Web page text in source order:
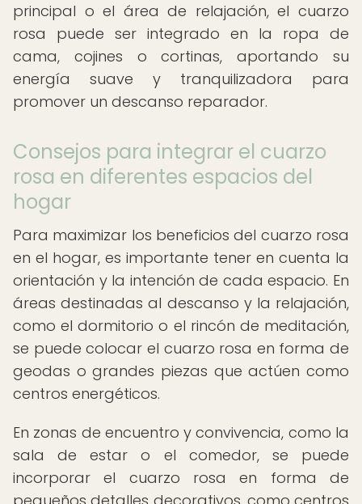
principal o el área de relajación, el cuarzo
rosa puede ser integrado en la ropa de
cama, cojines o cortinas, aportando su
energía suave y tranquilizadora para
promover un descanso reparador.
Consejos para integrar el cuarzo
rosa en diferentes espacios del
hogar
Para maximizar los beneficios del cuarzo rosa
en el hogar, es importante tener en cuenta la
orientación y la intención de cada espacio. En
áreas destinadas al descanso y la relajación,
como el dormitorio o el rincón de meditación,
se puede colocar el cuarzo rosa en forma de
geodas o grandes piezas que actúen como
centros energéticos.
En zonas de encuentro y convivencia, como la
sala de estar o el comedor, se puede
incorporar el cuarzo rosa en forma de